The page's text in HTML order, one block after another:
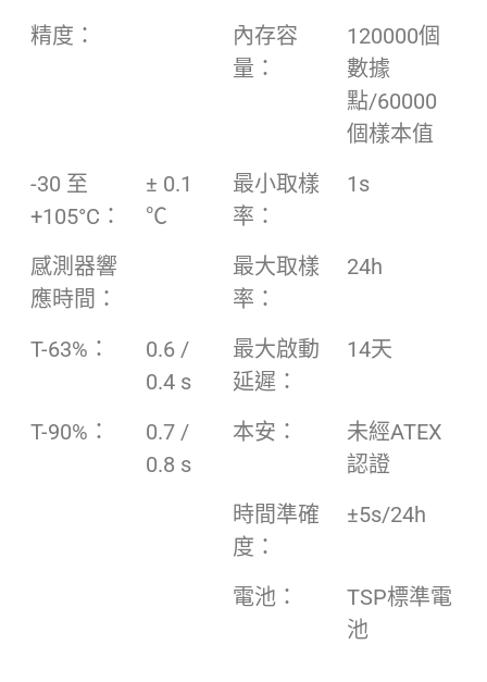
精度：
內存容
量：
120000個
數據
點/60000
個樣本值
-30 至
+105°C：
± 0.1
℃
最小取樣
率：
1s
感測器響
應時間：
最大取樣
率：
24h
T-63%：
0.6 /
0.4 s
最大啟動
延遲：
14天
T-90%：
0.7 /
0.8 s
本安：
未經ATEX
認證
時間準確
度：
±5s/24h
電池：
TSP標準電
池